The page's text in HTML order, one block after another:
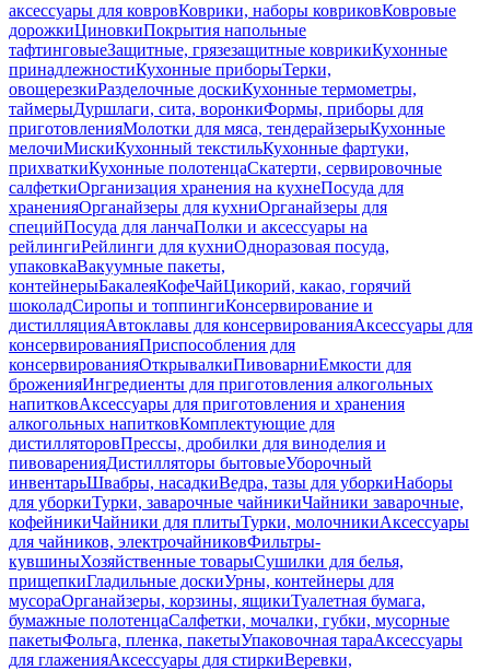
аксессуары для ковровКоврики, наборы ковриковКовровые
дорожкиЦиновкиПокрытия напольные
тафтинговыеЗащитные, грязезащитные коврикиКухонные
принадлежностиКухонные приборыТерки,
овощерезкиРазделочные доскиКухонные термометры,
таймерыДуршлаги, сита, воронкиФормы, приборы для
приготовленияМолотки для мяса, тендерайзерыКухонные
мелочиМискиКухонный текстильКухонные фартуки,
прихваткиКухонные полотенцаСкатерти, сервировочные
салфеткиОрганизация хранения на кухнеПосуда для
храненияОрганайзеры для кухниОрганайзеры для
специйПосуда для ланчаПолки и аксессуары на
рейлингиРейлинги для кухниОдноразовая посуда,
упаковкаВакуумные пакеты,
контейнерыБакалеяКофеЧайЦикорий, какао, горячий
шоколадСиропы и топпингиКонсервирование и
дистилляцияАвтоклавы для консервированияАксессуары для
консервированияПриспособления для
консервированияОткрывалкиПивоварниЕмкости для
броженияИнгредиенты для приготовления алкогольных
напитковАксессуары для приготовления и хранения
алкогольных напитковКомплектующие для
дистилляторовПрессы, дробилки для виноделия и
пивоваренияДистилляторы бытовыеУборочный
инвентарьШвабры, насадкиВедра, тазы для уборкиНаборы
для уборкиТурки, заварочные чайникиЧайники заварочные,
кофейникиЧайники для плитыТурки, молочникиАксессуары
для чайников, электрочайниковФильтры-
кувшиныХозяйственные товарыСушилки для белья,
прищепкиГладильные доскиУрны, контейнеры для
мусораОрганайзеры, корзины, ящикиТуалетная бумага,
бумажные полотенцаСалфетки, мочалки, губки, мусорные
пакетыФольга, пленка, пакетыУпаковочная тараАксессуары
для глаженияАксессуары для стиркиВеревки,